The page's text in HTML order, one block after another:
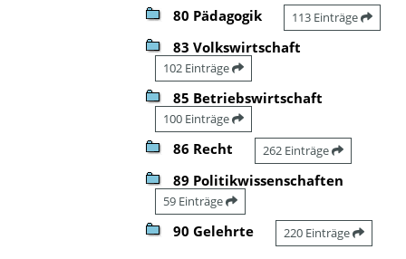
80 Pädagogik 113 Einträge
83 Volkswirtschaft
102 Einträge
85 Betriebswirtschaft
100 Einträge
86 Recht 262 Einträge
89 Politikwissenschaften
59 Einträge
90 Gelehrte 220 Einträge